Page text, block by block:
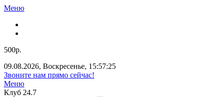
Меню
500р.
09.08.2026, Воскресенье, 15:57:25
Звоните нам прямо сейчас!
Меню
Клуб 24.7